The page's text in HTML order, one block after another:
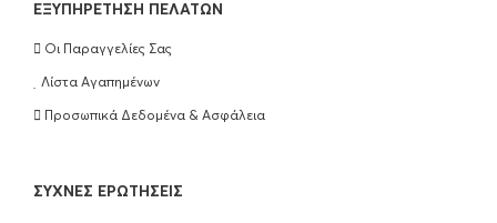
EΞΥΠΗΡΈΤΗΣΗ ΠΕΛΑΤΏΝ
Οι Παραγγελίες Σας
Λίστα Αγαπημένων
Προσωπικά Δεδομένα & Ασφάλεια
ΣΥΧΝΈΣ ΕΡΩΤΉΣΕΙΣ